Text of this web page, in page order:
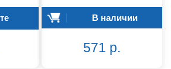
В наличии
571 р.